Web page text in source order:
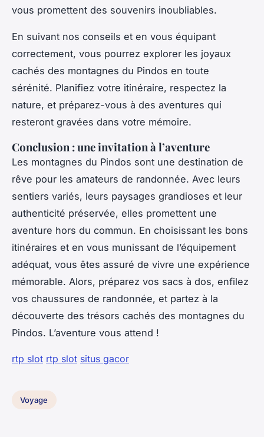
vous promettent des souvenirs inoubliables.
En suivant nos conseils et en vous équipant
correctement, vous pourrez explorer les joyaux
cachés des montagnes du Pindos en toute
sérénité. Planifiez votre itinéraire, respectez la
nature, et préparez-vous à des aventures qui
resteront gravées dans votre mémoire.
Conclusion : une invitation à l’aventure
Les montagnes du Pindos sont une destination de
rêve pour les amateurs de randonnée. Avec leurs
sentiers variés, leurs paysages grandioses et leur
authenticité préservée, elles promettent une
aventure hors du commun. En choisissant les bons
itinéraires et en vous munissant de l’équipement
adéquat, vous êtes assuré de vivre une expérience
mémorable. Alors, préparez vos sacs à dos, enfilez
vos chaussures de randonnée, et partez à la
découverte des trésors cachés des montagnes du
Pindos. L’aventure vous attend !
rtp slot rtp slot situs gacor
Voyage